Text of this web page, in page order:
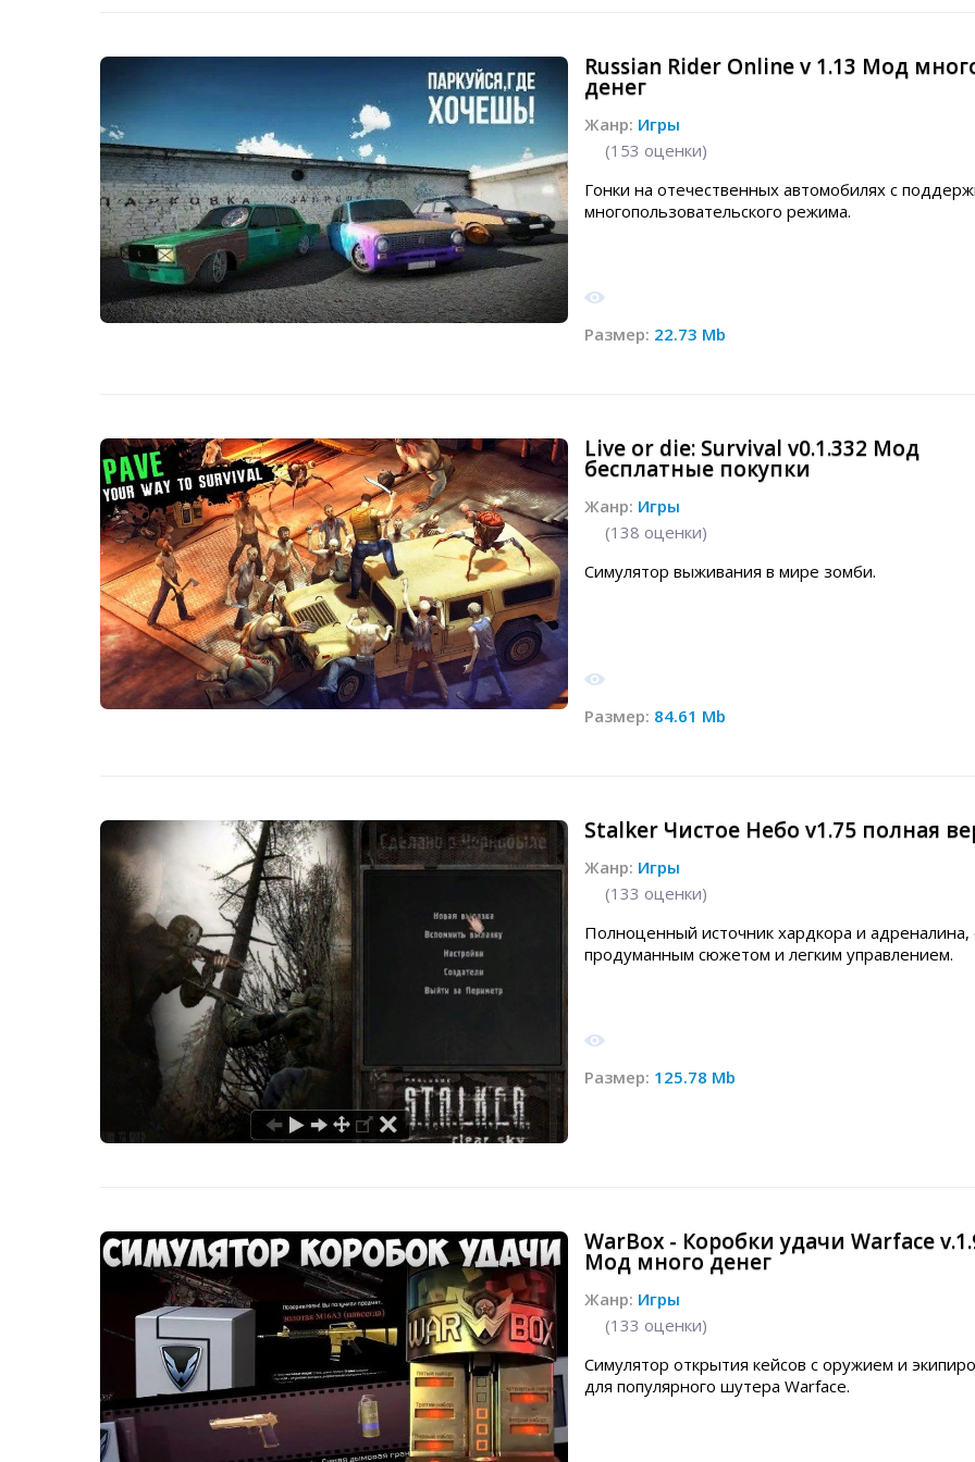
Russian Rider Online v 1.13 Мод
денег
Жанр: Игры
(153 оценки)
Гонки на отечественных автомобилях с
многопользовательского режима.
Размер: 22.73 Mb
Live or die: Survival v0.1.332 Мод
бесплатные покупки
Жанр: Игры
(138 оценки)
Cимулятор выживания в мире зомби.
Размер: 84.61 Mb
Stalker Чистое Небо v1.75 полная
Жанр: Игры
(133 оценки)
Полноценный источник хардкора и адреналина,
продуманным сюжетом и легким управлением.
Размер: 125.78 Mb
WarBox - Коробки удачи Warface
Мод много денег
Жанр: Игры
(133 оценки)
Симулятор открытия кейсов с оружием и
для популярного шутера Warface.